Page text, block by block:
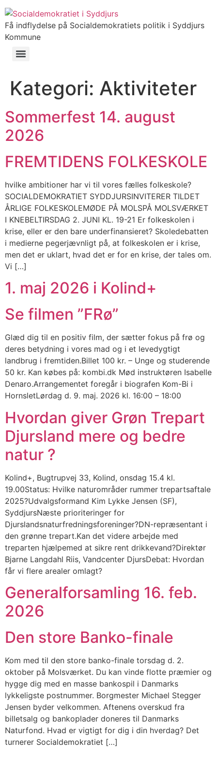
Få indflydelse på Socialdemokratiets politik i Syddjurs
Kommune
Kategori: Aktiviteter
Sommerfest 14. august
2026
FREMTIDENS FOLKESKOLE
hvilke ambitioner har vi til vores fælles folkeskole?
SOCIALDEMOKRATIET SYDDJURSINVITERER TILDET
ÅRLIGE FOLKESKOLEMØDE PÅ MOLSPÅ MOLSVÆRKET
I KNEBELTIRSDAG 2. JUNI KL. 19-21 Er folkeskolen i
krise, eller er den bare underfinansieret? Skoledebatten
i medierne pegerjævnligt på, at folkeskolen er i krise,
men det er uklart, hvad det er for en krise, der tales om.
Vi […]
1. maj 2026 i Kolind+
Se filmen ”FRø”
Glæd dig til en positiv film, der sætter fokus på frø og
deres betydning i vores mad og i et levedygtigt
landbrug i fremtiden.Billet 100 kr. – Unge og studerende
50 kr. Kan købes på: kombi.dk Mød instruktøren Isabelle
Denaro.Arrangementet foregår i biografen Kom-Bi i
HornsletLørdag d. 9. maj. 2026 kl. 16:00 – 18:00
Hvordan giver Grøn Trepart
Djursland mere og bedre
natur ?
Kolind+, Bugtrupvej 33, Kolind, onsdag 15.4 kl.
19.00Status: Hvilke naturområder rummer trepartsaftale
2025?Udvalgsformand Kim Lykke Jensen (SF),
SyddjursNæste prioriteringer for
Djurslandsnaturfredningsforeninger?DN-repræsentant i
den grønne trepart.Kan det videre arbejde med
treparten hjælpemed at sikre rent drikkevand?Direktør
Bjarne Langdahl Riis, Vandcenter DjursDebat: Hvordan
får vi flere arealer omlagt?
Generalforsamling 16. feb.
2026
Den store Banko-finale
Kom med til den store banko-finale torsdag d. 2.
oktober på Molsværket. Du kan vinde flotte præmier og
hygge dig med en masse bankospil i Danmarks
lykkeligste postnummer. Borgmester Michael Stegger
Jensen byder velkommen. Aftenens overskud fra
billetsalg og bankoplader doneres til Danmarks
Naturfond. Hvad er vigtigt for dig i din hverdag? Det
turnerer Socialdemokratiet […]